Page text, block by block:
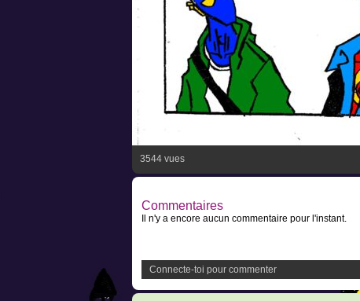
3544 vues
Commentaires
Il n'y a encore aucun commentaire pour l'instant.
Connecte-toi pour commenter